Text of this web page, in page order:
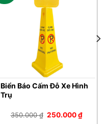
Biển Báo Cấm Đỗ Xe Hình
Trụ
350.000₫ Giá
gốc
250.000₫Giá